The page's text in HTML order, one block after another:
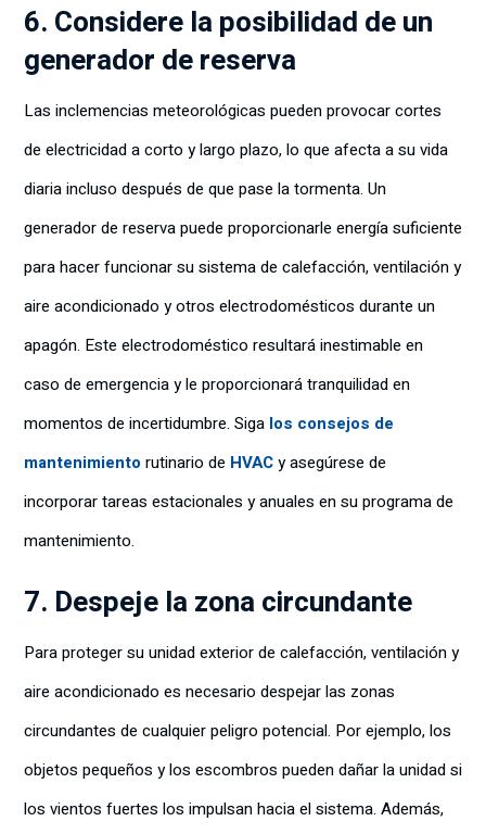
6. Considere la posibilidad de un
generador de reserva
Las inclemencias meteorológicas pueden provocar cortes
de electricidad a corto y largo plazo, lo que afecta a su vida
diaria incluso después de que pase la tormenta. Un
generador de reserva puede proporcionarle energía suficiente
para hacer funcionar su sistema de calefacción, ventilación y
aire acondicionado y otros electrodomésticos durante un
apagón. Este electrodoméstico resultará inestimable en
caso de emergencia y le proporcionará tranquilidad en
momentos de incertidumbre. Siga los consejos de
mantenimiento rutinario de HVACy asegúrese de
incorporar tareas estacionales y anuales en su programa de
mantenimiento.
7. Despeje la zona circundante
Para proteger su unidad exterior de calefacción, ventilación y
aire acondicionado es necesario despejar las zonas
circundantes de cualquier peligro potencial. Por ejemplo, los
objetos pequeños y los escombros pueden dañar la unidad si
los vientos fuertes los impulsan hacia el sistema. Además,